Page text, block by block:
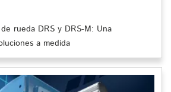
rueda DRS y DRS-M: Una
a medida